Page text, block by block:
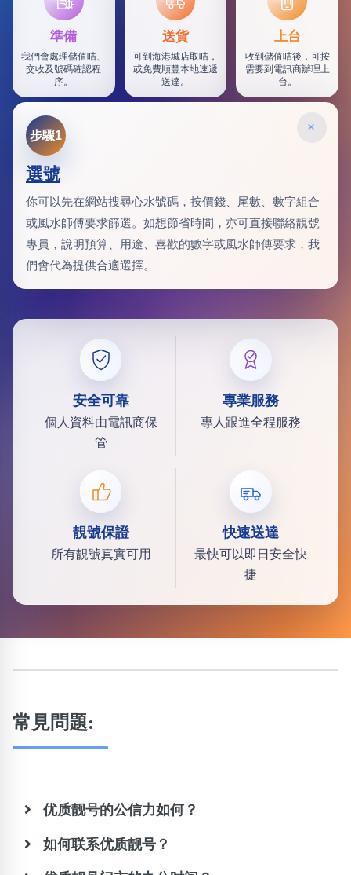
準備
我們會處理儲值咭、
交收及號碼確認程
序。
SF
送貨
可到海港城店取咭，
或免費順豐本地速遞
送達。
上台
收到儲值咭後，可按
需要到電訊商辦理上
台。
×
步驟1
選號
你可以先在網站搜尋心水號碼，按價錢、尾數、數字組合
或風水師傅要求篩選。如想節省時間，亦可直接聯絡靚號
專員，說明預算、用途、喜歡的數字或風水師傅要求，我
們會代為提供合適選擇。
安全可靠
個人資料由電訊商保
管
專業服務
專人跟進全程服務
靚號保證
所有靚號真實可用
快速送達
最快可以即日安全快
捷
常見問題:
优质靓号的公信力如何？
如何联系优质靓号？